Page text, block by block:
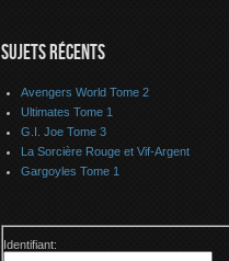
SUJETS RÉCENTS
Avengers World Tome 2
Ultimates Tome 1
G.I. Joe Tome 3
La Sorcière Rouge et Vif-Argent
Gargoyles Tome 1
Identifiant: